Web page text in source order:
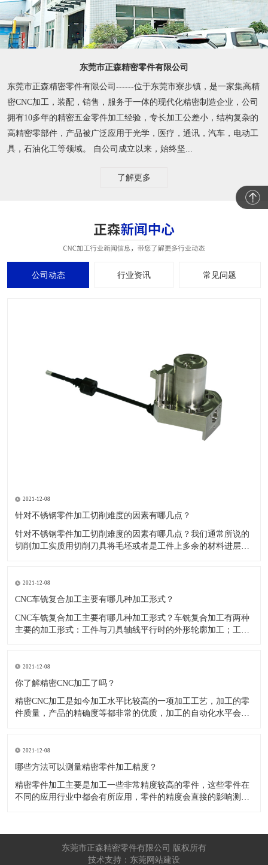
东莞市正森精密零件有限公司
东莞市正森精密零件有限公司------位于东莞市寮步镇，是一家集高精
密CNC加工，装配，销售，服务于一体的现代化精密制造企业，公司
拥有10多年的精密五金零件加工经验，专长加工公差小，结构复杂的
高精密零部件，产品被广泛应用于光学，医疗，通讯，汽车，电动工
具，石油化工等领域。 自公司成立以来，始终坚...
了解更多
公司动态 行业资讯 常见问题
2021-12-08
针对不锈钢零件加工切削难度的因素有哪几点？
针对不锈钢零件加工切削难度的因素有哪几点？我们通常所说的
切削加工实质用切削刀具将毛坯或者是工件上多余的材料进层进
其他的常规材料，比如铜材和铝合金，究其原因有以下几个关键
因素： 一
2021-12-08
CNC车铣复合加工主要有哪几种加工形式？
CNC车铣复合加工主要有哪几种加工形式？车铣复合加工有两种
主要的加工形式：工件与刀具轴线平行时的外形轮廓加工；工件
2021-12-08
​你了解精密CNC加工了吗？
精密CNC加工是如今加工水平比较高的一项加工工艺，加工的零
件质量，产品的精确度等都非常的优质，加工的自动化水平会比
自动化技术水平高，非常适合加工轮廊样子繁杂的曲线图，斜面
零
2021-12-08
​哪些方法可以测量精密零件加工精度？
精密零件加工主要是加工一些非常精度较高的零件，这些零件在
不同的应用行业中都会有所应用，零件的精度会直接的影响测量
工按量具量仪的读数值是否直接表示被测尺寸的数值，可分为测
东莞市正森精密零件有限公司 版权所有
技术支持：东莞网站建设